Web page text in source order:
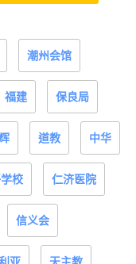
潮州会馆
福建 保良局
道教 中华
校 仁济医院
信义会
亚 天主教